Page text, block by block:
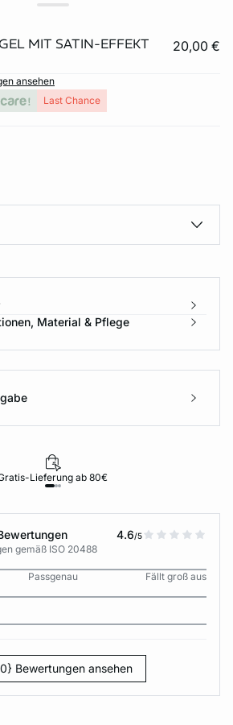
MIT SATIN-EFFEKT
20,00 €
ansehen
Last Chance
Material & Pflege
Lieferung ab 80€
4.6/5
gemäß ISO 20488
Passgenau
Fällt groß aus
Bewertungen ansehen